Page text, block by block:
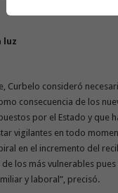
luz
Curbelo consideró
consecuencia de los
por el Estado y que
vigilantes en todo
en el incremento del
de los más vulnerables
y laboral”, precisó.